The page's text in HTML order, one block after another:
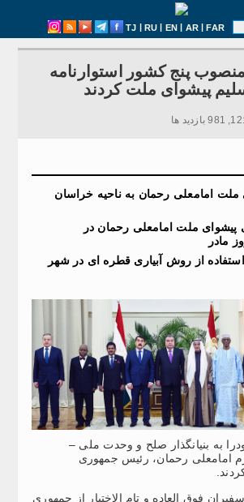
TJ | RU | EN | AR|FAR
پنج کشور استوارنامه
پیشوای ملت کردند
امامعلی رحمان به ناحیه خراسان
ملت امامعلی رحمان در
مادر
استفاده از روش آبیاری قطره ای در شهر
به بنیانگذار صلح و وحدت ملی –
امامعلی رحمان، رئیس جمهوری
فوق العاده و تام الاختیار از جمهوری